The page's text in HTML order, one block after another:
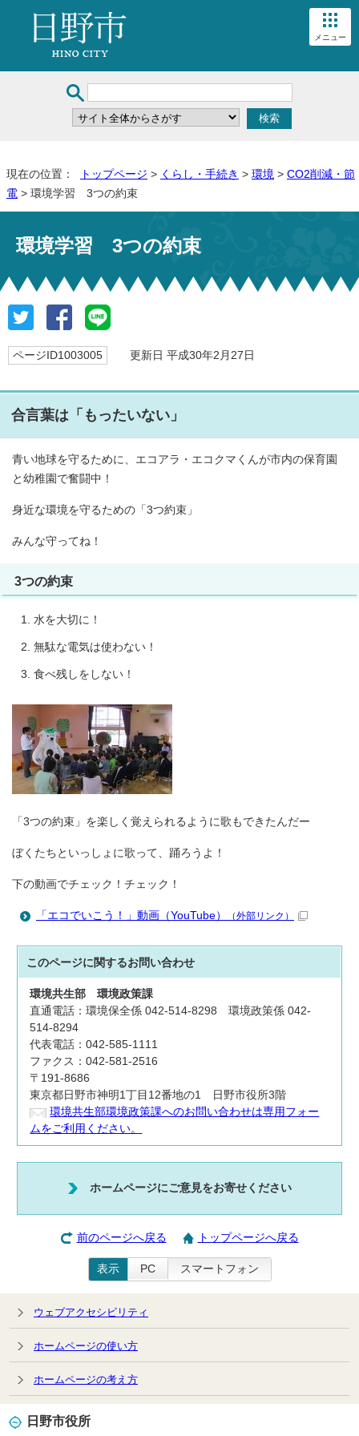
メニュー
現在の位置： トップページ > くらし・手続き > 環境 > CO2削減・節
電 > 環境学習 3つの約束
環境学習 3つの約束
ページID1003005 更新日 平成30年2月27日
合言葉は「もったいない」
青い地球を守るために、エコアラ・エコクマくんが市内の保育園
と幼稚園で奮闘中！
身近な環境を守るための「3つ約束」
みんな守ってね！
3つの約束
水を大切に！
無駄な電気は使わない！
食べ残しをしない！
「3つの約束」を楽しく覚えられるように歌もできたんだー
ぼくたちといっしょに歌って、踊ろうよ！
下の動画でチェック！チェック！
「エコでいこう！」動画（YouTube） （外部リンク）
このページに関するお問い合わせ
環境共生部環境政策課
直通電話：環境保全係 042-514-8298 環境政策係 042-
514-8294
代表電話：042-585-1111
ファクス：042-581-2516
〒191-8686
東京都日野市神明1丁目12番地の1 日野市役所3階
環境共生部環境政策課へのお問い合わせは専用フォー
ムをご利用ください。
ホームページにご意見をお寄せください
前のページへ戻る トップページへ戻る
表示 PC スマートフォン
ウェブアクセシビリティ
ホームページの使い方
ホームページの考え方
日野市役所